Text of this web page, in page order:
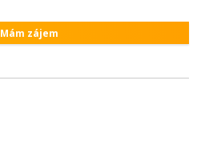
Mám zájem